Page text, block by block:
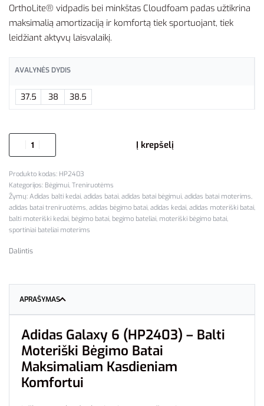
OrthoLite® vidpadis bei minkštas Cloudfoam padas užtikrina
maksimalią amortizaciją ir komfortą tiek sportuojant, tiek
leidžiant aktyvų laisvalaikį.
AVALYNĖS DYDIS
37.5 38 38.5
Į krepšelį
HP2403
Kategorijos: Bėgimui, Treniruotėms
Žymų: Adidas balti kedai, adidas batai, adidas batai bėgimui, adidas batai moterims,
adidas batai treniruotėms, adidas bėgimo batai, adidas kedai, adidas moteriški batai,
balti moteriški kedai, bėgimo batai, begimo bateliai, moteriški bėgimo batai,
sportiniai bateliai moterims
Dalintis
APRAŠYMAS
Adidas Galaxy 6 (HP2403) – Balti
Moteriški Bėgimo Batai
Maksimaliam Kasdieniam
Komfortui